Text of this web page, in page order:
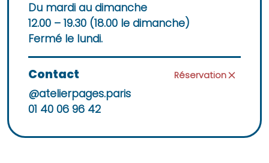
Du mardi au dimanche
12.00 – 19.30 (18.00 le dimanche)
Fermé le lundi.
Contact Réservation
@atelierpages.paris
01 40 06 96 42